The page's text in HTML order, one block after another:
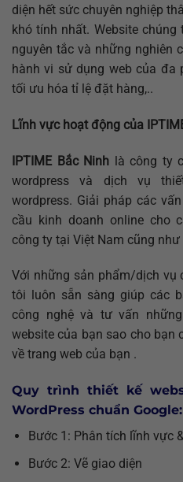
diện hết sức chuyên nghiệp
khó tính nhất. Website
nguyên tắc và những nghiên
hành vi sử dụng web của đa
tối ưu hóa tỉ lệ đặt hàng,..
Lĩnh vực hoạt động của
IPTIME Bắc Ninh là công ty
wordpress và dịch vụ
wordpress. Giải pháp các
cầu kinh doanh online cho
công ty tại Việt Nam cũng
Với những sản phẩm/dịch vụ
tôi luôn sẵn sàng giúp các
công nghệ và tư vấn
website của bạn sao cho bạn
về trang web của bạn .
Quy trình thiết kế
WordPress chuẩn Google:
Bước 1: Phân tích lĩnh vực
Bước 2: Vẽ giao diện